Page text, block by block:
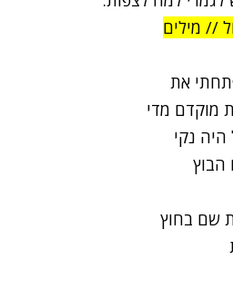
// מילים
את
מוקדם מדי
נקי
הבוץ
שם בחוץ